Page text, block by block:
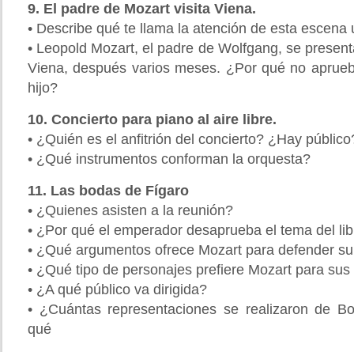
9. El padre de Mozart visita Viena.
• Describe qué te llama la atención de esta escena
• Leopold Mozart, el padre de Wolfgang, se
Viena, después varios meses. ¿Por qué no
hijo?
10. Concierto para piano al aire libre.
• ¿Quién es el anfitrión del concierto? ¿Hay
• ¿Qué instrumentos conforman la orquesta?
11. Las bodas de Fígaro
• ¿Quienes asisten a la reunión?
• ¿Por qué el emperador desaprueba el tema del
• ¿Qué argumentos ofrece Mozart para defender
• ¿Qué tipo de personajes prefiere Mozart para sus
• ¿A qué público va dirigida?
• ¿Cuántas representaciones se realizaron de
qué